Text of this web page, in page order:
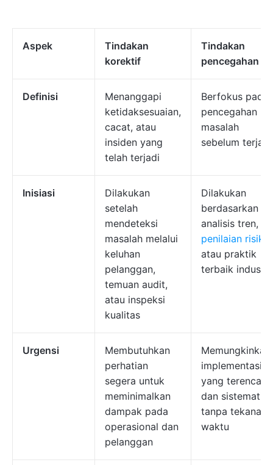
Aspek
Tindakan
korektif
Tindakan
pencegahan
Definisi
Menanggapi
ketidaksesuaian,
cacat, atau
insiden yang
telah terjadi
Berfokus pada
pencegahan
masalah
sebelum terjadi
Inisiasi
Dilakukan
setelah
mendeteksi
masalah melalui
keluhan
pelanggan,
temuan audit,
atau inspeksi
kualitas
Dilakukan
berdasarkan
analisis tren,
penilaian risiko
atau praktik
terbaik industri
Urgensi
Membutuhkan
perhatian
segera untuk
meminimalkan
dampak pada
operasional dan
pelanggan
Memungkinkan
implementasi
yang terencana
dan sistematis
tanpa tekanan
waktu